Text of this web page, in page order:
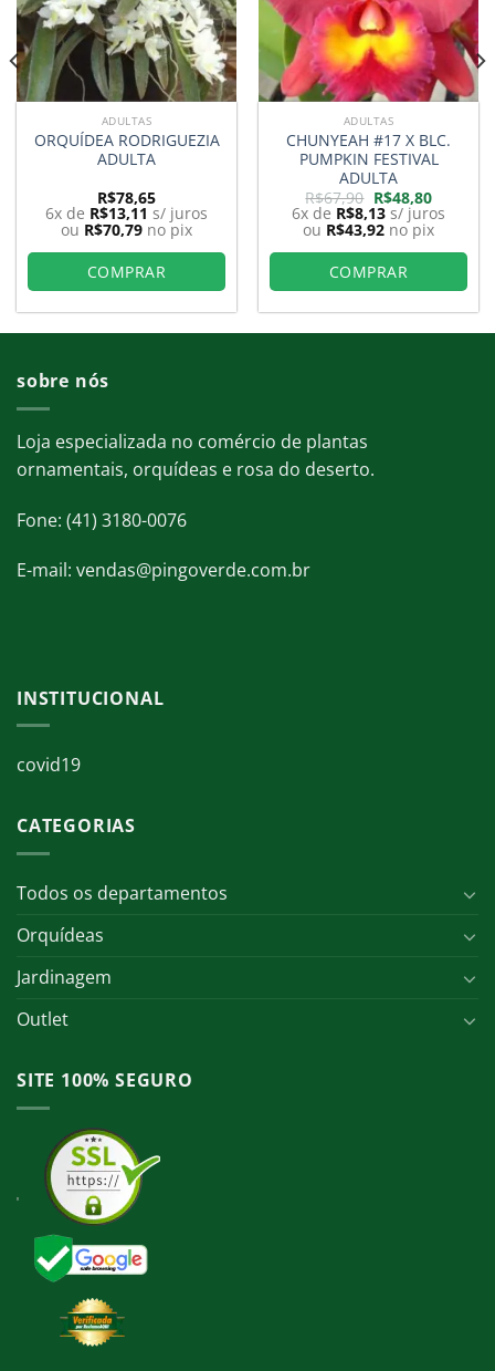
ADULTAS
ORQUÍDEA RODRIGUEZIA
ADULTA
R$78,65
6x de R$13,11 s/ juros
ou R$70,79 no pix
COMPRAR
ADULTAS
CHUNYEAH #17 X BLC.
PUMPKIN FESTIVAL
ADULTA
R$67,90 O
preço
original
era:
R$67,90.
R$48,80O
preço
atual
é:
R$48,80.
6x de R$8,13 s/ juros
ou R$43,92 no pix
COMPRAR
sobre nós
Loja especializada no comércio de plantas
ornamentais, orquídeas e rosa do deserto.
Fone: (41) 3180-0076
E-mail: vendas@pingoverde.com.br
INSTITUCIONAL
covid19
CATEGORIAS
Todos os departamentos
Orquídeas
Jardinagem
Outlet
SITE 100% SEGURO